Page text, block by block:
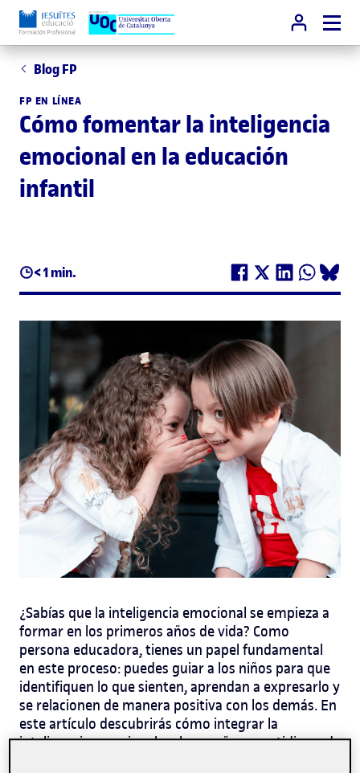
Blog FP
FP EN LÍNEA
Cómo fomentar la inteligencia
emocional en la educación
infantil
< 1 min.
¿Sabías que la inteligencia emocional se empieza a
formar en los primeros años de vida? Como
persona educadora, tienes un papel fundamental
en este proceso: puedes guiar a los niños para que
identifiquen lo que sienten, aprendan a expresarlo y
se relacionen de manera positiva con los demás. En
este artículo descubrirás cómo integrar la
inteligencia emocional en la enseñanza cotidiana, de